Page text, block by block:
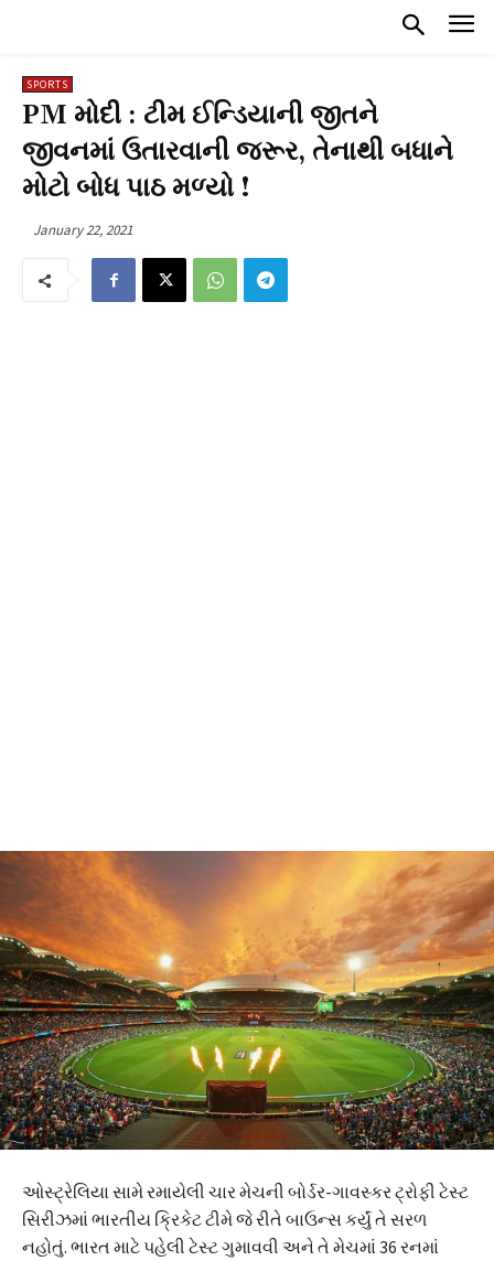
SPORTS
PM મોદી : ટીમ ઈન્ડિયાની જીતને
જીવનમાં ઉતારવાની જરૂર, તેનાથી બધાને
મોટો બોધ પાઠ મળ્યો !
January 22, 2021
ઓસ્ટ્રેલિયા સામે રમાયેલી ચાર મેચની બોર્ડર-ગાવસ્કર ટ્રોફી ટેસ્ટ
સિરીઝમાં ભારતીય ક્રિકેટ ટીમે જે રીતે બાઉન્સ કર્યું તે સરળ
નહોતું. ભારત માટે પહેલી ટેસ્ટ ગુમાવવી અને તે મેચમાં 36 રનમાં